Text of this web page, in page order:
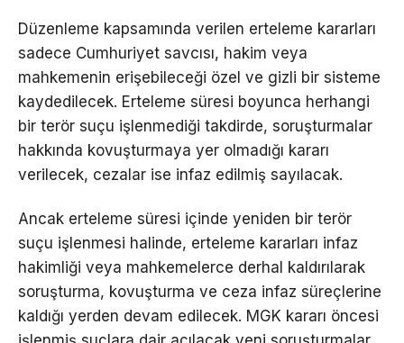
Düzenleme kapsamında verilen erteleme kararları
sadece Cumhuriyet savcısı, hakim veya
mahkemenin erişebileceği özel ve gizli bir sisteme
kaydedilecek. Erteleme süresi boyunca herhangi
bir terör suçu işlenmediği takdirde, soruşturmalar
hakkında kovuşturmaya yer olmadığı kararı
verilecek, cezalar ise infaz edilmiş sayılacak.
Ancak erteleme süresi içinde yeniden bir terör
suçu işlenmesi halinde, erteleme kararları infaz
hakimliği veya mahkemelerce derhal kaldırılarak
soruşturma, kovuşturma ve ceza infaz süreçlerine
kaldığı yerden devam edilecek. MGK kararı öncesi